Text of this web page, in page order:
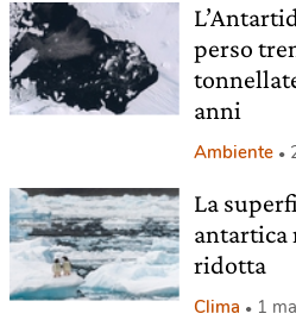
perso
anni
Ambiente
La
antartica
ridotta
Clima 1